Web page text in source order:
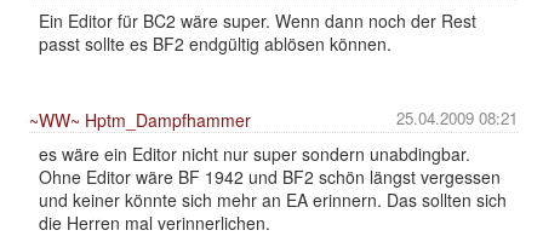
Ein Editor für BC2 wäre super. Wenn dann noch der Rest
passt sollte es BF2 endgültig ablösen können.
25.04.2009 08:21
~WW~ Hptm_Dampfhammer
es wäre ein Editor nicht nur super sondern unabdingbar.
Ohne Editor wäre BF 1942 und BF2 schön längst vergessen
und keiner könnte sich mehr an EA erinnern. Das sollten sich
die Herren mal verinnerlichen.